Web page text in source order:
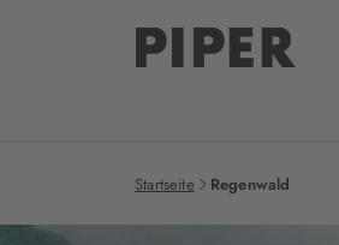
Startseite Regenwald